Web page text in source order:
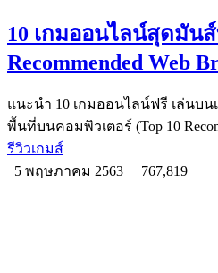
10 เกมออนไลน์สุดมันส์
Recommended Web
แนะนำ 10 เกมออนไลน์ฟรี เล่นบน
พื้นที่บนคอมพิวเตอร์ (Top 10
รีวิวเกมส์
5 พฤษภาคม 2563
767,819